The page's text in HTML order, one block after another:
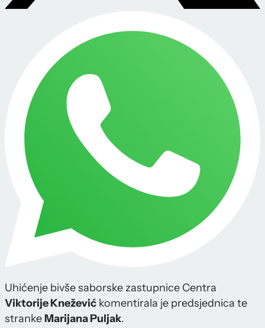
Uhićenje bivše saborske zastupnice Centra
Viktorije Knežević komentirala je predsjednica te
stranke Marijana Puljak.